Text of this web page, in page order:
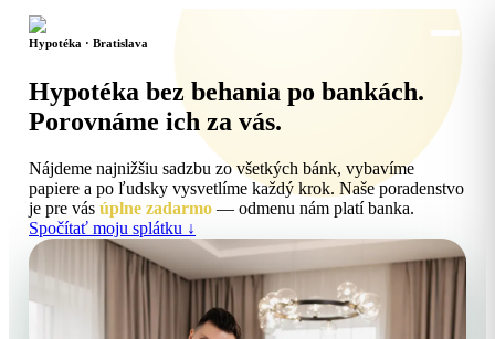
Hypotéka · Bratislava
Hypotéka bez behania po bankách.
Porovnáme ich za vás.
Nájdeme najnižšiu sadzbu zo všetkých bánk, vybavíme
papiere a po ľudsky vysvetlíme každý krok. Naše poradenstvo
je pre vás úplne zadarmo — odmenu nám platí banka.
Spočítať moju splátku ↓